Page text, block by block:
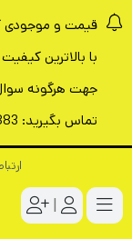
قیمت و موجودی
با بالاترین
جهت هرگونه سوال
تماس بگیرید: 09106673883
|